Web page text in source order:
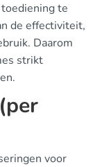
te
de effectiviteit,
Daarom
strikt
voor